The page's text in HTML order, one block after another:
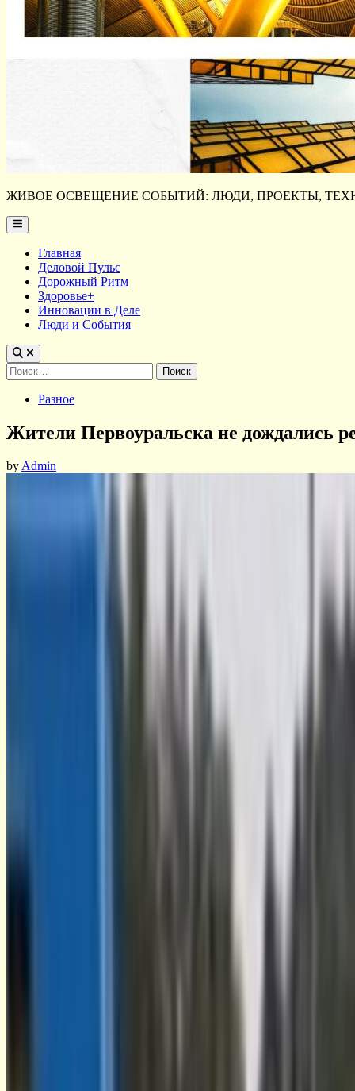
ЖИВОЕ ОСВЕЩЕНИЕ СОБЫТИЙ: ЛЮДИ, ПРОЕКТЫ,
Main
Menu
Главная
Деловой Пульс
Дорожный Ритм
Здоровье+
Инновации в Деле
Люди и События
Найти:
PostedРазное
Жители Первоуральска не дождались
byAdmin